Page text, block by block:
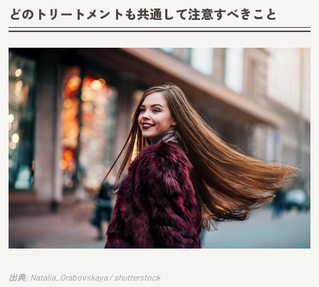
どのトリートメントも共通して注意すべきこと
出典: Natalia_Grabovskaya / shutterstock